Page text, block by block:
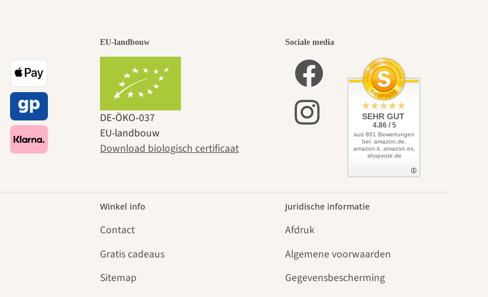
EU-landbouw
DE‑ÖKO‑037
EU-landbouw
Download biologisch certificaat
Sociale media
SEHR GUT
4.86 / 5
aus 861 Bewertungen
bei: amazon.de,
amazon.it, amazon.es,
shopvote.de
Winkel info
Contact
Gratis cadeaus
Sitemap
Juridische informatie
Afdruk
Algemene voorwaarden
Gegevensbescherming